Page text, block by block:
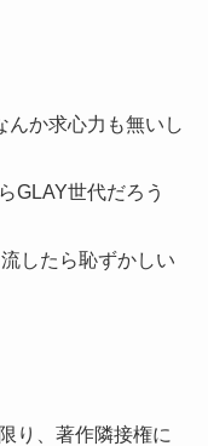
んか求心力も無いし
GLAY世代だろう
したら恥ずかしい
り、著作隣接権に